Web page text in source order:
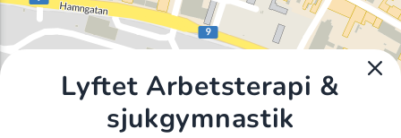
Lyftet Arbetsterapi &
sjukgymnastik